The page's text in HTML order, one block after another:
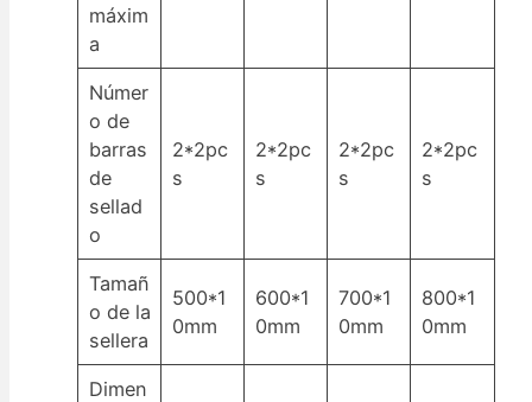
máxim
a
Númer
o de
barras
de
sellad
o
2*2pc
s
2*2pc
s
2*2pc
s
2*2pc
s
Tamañ
o de la
sellera
500*1
0mm
600*1
0mm
700*1
0mm
800*1
0mm
Dimen